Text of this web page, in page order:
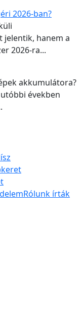
2026-ban?
jelentik, hanem a
2026-ra...
akkumulátora?
években
Rólunk írták